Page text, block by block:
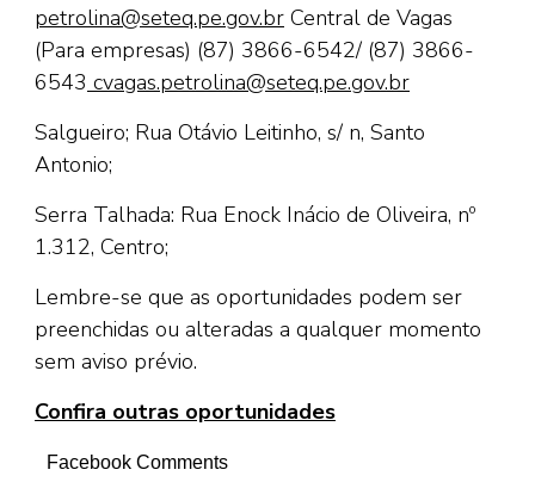
petrolina@seteq.pe.gov.br Central de Vagas
(Para empresas) (87) 3866-6542/ (87) 3866-
6543 cvagas.petrolina@seteq.pe.gov.br
Salgueiro; Rua Otávio Leitinho, s/ n, Santo
Antonio;
Serra Talhada: Rua Enock Inácio de Oliveira, nº
1.312, Centro;
Lembre-se que as oportunidades podem ser
preenchidas ou alteradas a qualquer momento
sem aviso prévio.
Confira outras oportunidades
Facebook Comments